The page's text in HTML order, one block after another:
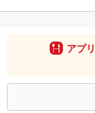
アプリ